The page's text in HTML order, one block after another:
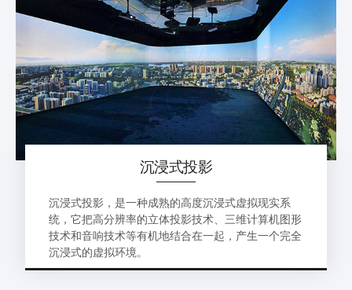
沉浸式投影
沉浸式投影，是一种成熟的高度沉浸式虚拟现实系
统，它把高分辨率的立体投影技术、三维计算机图形
技术和音响技术等有机地结合在一起，产生一个完全
沉浸式的虚拟环境。